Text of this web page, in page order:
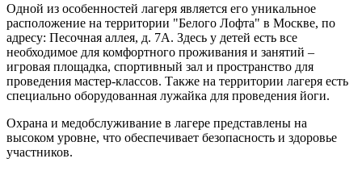
Одной из особенностей лагеря является его уникальное
расположение на территории "Белого Лофта" в Москве, по
адресу: Песочная аллея, д. 7А. Здесь у детей есть все
необходимое для комфортного проживания и занятий –
игровая площадка, спортивный зал и пространство для
проведения мастер-классов. Также на территории лагеря есть
специально оборудованная лужайка для проведения йоги.
Охрана и медобслуживание в лагере представлены на
высоком уровне, что обеспечивает безопасность и здоровье
участников.